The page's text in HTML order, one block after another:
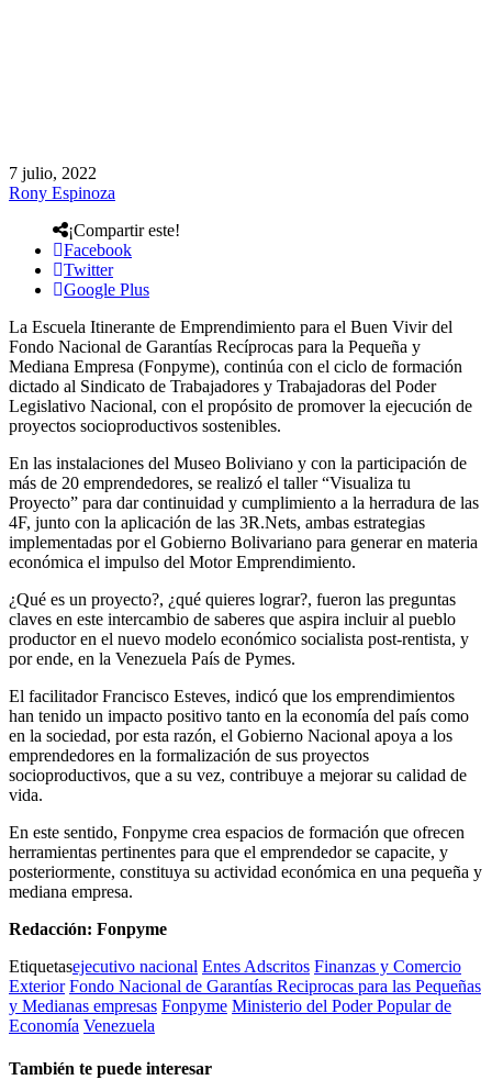
7 julio, 2022
Rony Espinoza
¡Compartir este!
Facebook
Twitter
Google Plus
La Escuela Itinerante de Emprendimiento para el Buen Vivir del
Fondo Nacional de Garantías Recíprocas para la Pequeña y
Mediana Empresa (Fonpyme), continúa con el ciclo de formación
dictado al Sindicato de Trabajadores y Trabajadoras del Poder
Legislativo Nacional, con el propósito de promover la ejecución de
proyectos socioproductivos sostenibles.
En las instalaciones del Museo Boliviano y con la participación de
más de 20 emprendedores, se realizó el taller “Visualiza tu
Proyecto” para dar continuidad y cumplimiento a la herradura de las
4F, junto con la aplicación de las 3R.Nets, ambas estrategias
implementadas por el Gobierno Bolivariano para generar en materia
económica el impulso del Motor Emprendimiento.
¿Qué es un proyecto?, ¿qué quieres lograr?, fueron las preguntas
claves en este intercambio de saberes que aspira incluir al pueblo
productor en el nuevo modelo económico socialista post-rentista, y
por ende, en la Venezuela País de Pymes.
El facilitador Francisco Esteves, indicó que los emprendimientos
han tenido un impacto positivo tanto en la economía del país como
en la sociedad, por esta razón, el Gobierno Nacional apoya a los
emprendedores en la formalización de sus proyectos
socioproductivos, que a su vez, contribuye a mejorar su calidad de
vida.
En este sentido, Fonpyme crea espacios de formación que ofrecen
herramientas pertinentes para que el emprendedor se capacite, y
posteriormente, constituya su actividad económica en una pequeña y
mediana empresa.
Redacción: Fonpyme
Etiquetasejecutivo nacional Entes Adscritos Finanzas y Comercio
Exterior Fondo Nacional de Garantías Reciprocas para las Pequeñas
y Medianas empresas Fonpyme Ministerio del Poder Popular de
Economía Venezuela
También te puede interesar